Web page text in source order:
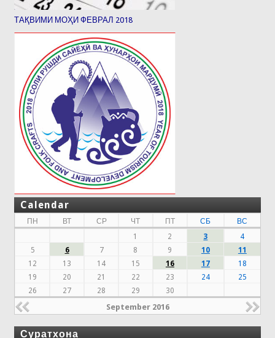
ТАҚВИМИ МОҲИ ФЕВРАЛ 2018
Calendar
ПН ВТ СР ЧТ ПТ СБ
ВС
1
2 3
4
5
6 7 8 9 10
11
12
13 14 15 16 17
18
19
20 21 22 23 24
25
26
27 28 29 30
September 2016
Суратхона